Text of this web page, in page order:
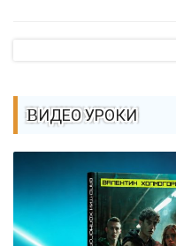
ВИДЕО УРОКИ